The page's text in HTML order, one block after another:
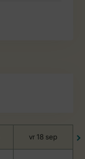
vr 18 sep